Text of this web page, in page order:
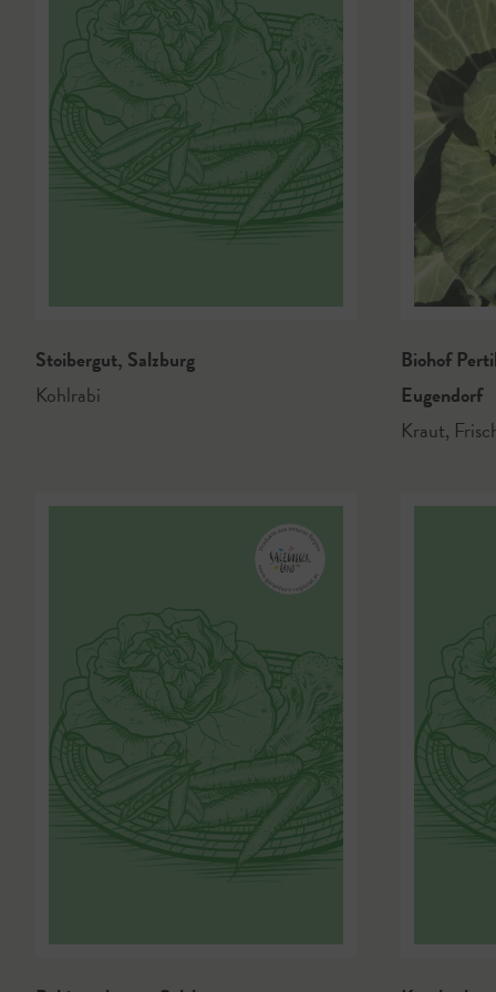
Stoibergut, Salzburg
Kohlrabi
Biohof
Eugendorf
Kraut,